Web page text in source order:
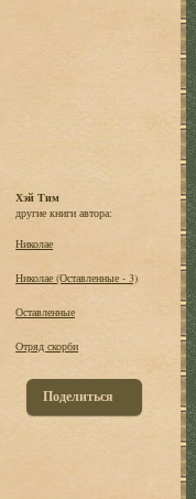
Хэй Тим
другие книги автора:
Николае
Николае (Оставленные - 3)
Оставленные
Отряд скорби
Поделиться